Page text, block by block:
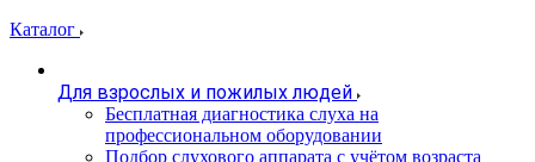
Каталог
Для взрослых и пожилых людей
Бесплатная диагностика слуха на
профессиональном оборудовании
Подбор слухового аппарата с учётом возраста